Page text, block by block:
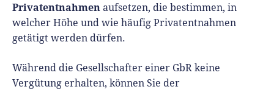
Privatentnahmen aufsetzen, die bestimmen, in
welcher Höhe und wie häufig Privatentnahmen
getätigt werden dürfen.
Während die Gesellschafter einer GbR keine
Vergütung erhalten, können Sie der